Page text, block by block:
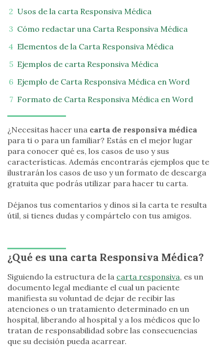
Usos de la carta Responsiva Médica
Cómo redactar una Carta Responsiva Médica
Elementos de la Carta Responsiva Médica
Ejemplos de carta Responsiva Médica
Ejemplo de Carta Responsiva Médica en Word
Formato de Carta Responsiva Médica en Word
¿Necesitas hacer una carta de responsiva médica
para ti o para un familiar? Estás en el mejor lugar
para conocer qué es, los casos de uso y sus
características. Además encontrarás ejemplos que te
ilustrarán los casos de uso y un formato de descarga
gratuita que podrás utilizar para hacer tu carta.
Déjanos tus comentarios y dinos si la carta te resulta
útil, si tienes dudas y compártelo con tus amigos.
¿Qué es una carta Responsiva Médica?
Siguiendo la estructura de la carta responsiva, es un
documento legal mediante el cual un paciente
manifiesta su voluntad de dejar de recibir las
atenciones o un tratamiento determinado en un
hospital, liberando al hospital y a los médicos que lo
tratan de responsabilidad sobre las consecuencias
que su decisión pueda acarrear.